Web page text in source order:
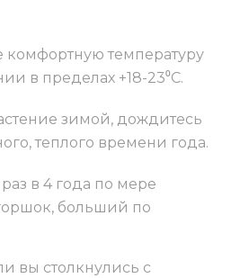
температуру
в пределах +18-23⁰С.
зимой, дождитесь
теплого времени года.
в 4 года по мере
больший по
вы столкнулись с